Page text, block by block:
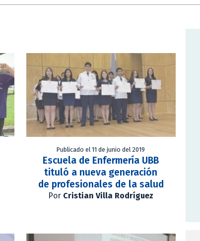
Publicado el 11 de junio del 2019
Escuela de Enfermería UBB
tituló a nueva generación
de profesionales de la salud
Por Cristian Villa Rodríguez